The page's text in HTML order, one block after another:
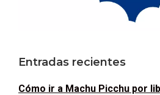
Entradas recientes
Cómo ir a Machu Picchu por